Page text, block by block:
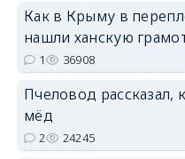
Как в Крыму в
нашли ханскую
1 36908
Пчеловод рассказал,
мёд
2 24245